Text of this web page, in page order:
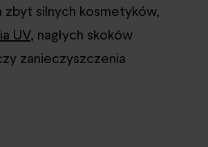
zbyt silnych kosmetyków,
UV, nagłych skoków
zanieczyszczenia